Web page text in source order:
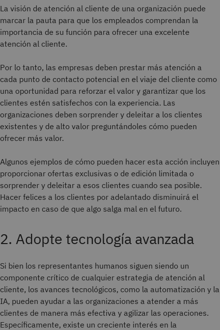
La visión de atención al cliente de una organización puede
marcar la pauta para que los empleados comprendan la
importancia de su función para ofrecer una excelente
atención al cliente.
Por lo tanto, las empresas deben prestar más atención a
cada punto de contacto potencial en el viaje del cliente como
una oportunidad para reforzar el valor y garantizar que los
clientes estén satisfechos con la experiencia. Las
organizaciones deben sorprender y deleitar a los clientes
existentes y de alto valor preguntándoles cómo pueden
ofrecer más valor.
Algunos ejemplos de cómo pueden hacer esta acción incluyen
proporcionar ofertas exclusivas o de edición limitada o
sorprender y deleitar a esos clientes cuando sea posible.
Hacer felices a los clientes por adelantado disminuirá el
impacto en caso de que algo salga mal en el futuro.
2. Adopte tecnología avanzada
Si bien los representantes humanos siguen siendo un
componente crítico de cualquier estrategia de atención al
cliente, los avances tecnológicos, como la automatización y la
IA, pueden ayudar a las organizaciones a atender a más
clientes de manera más efectiva y agilizar las operaciones.
Específicamente, existe un creciente interés en la